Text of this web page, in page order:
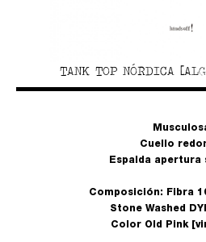
TANK TOP NÓRDICA
Cuello
Espalda apertura
Composición: Fibra
Stone Washed
Color Old Pink